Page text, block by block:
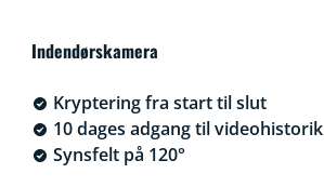
Indendørskamera
Kryptering fra start til slut
10 dages adgang til videohistorik
Synsfelt på 120°